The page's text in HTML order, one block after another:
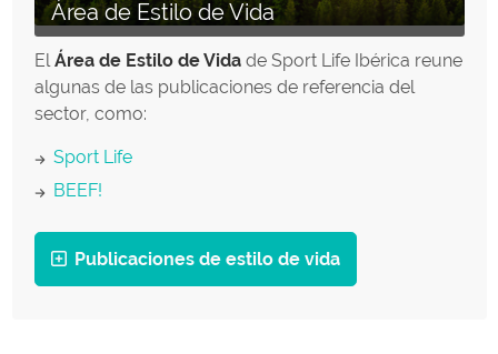
Área de Estilo de Vida
ElÁrea de Estilo de Vida de Sport Life Ibérica reune
algunas de las publicaciones de referencia del
sector, como:
Sport Life
BEEF!
Publicaciones de estilo de vida